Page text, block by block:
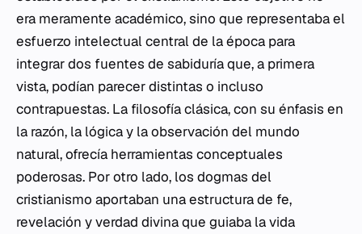
era meramente académico, sino que representaba el
esfuerzo intelectual central de la época para
integrar dos fuentes de sabiduría que, a primera
vista, podían parecer distintas o incluso
contrapuestas. La filosofía clásica, con su énfasis en
la razón, la lógica y la observación del mundo
natural, ofrecía herramientas conceptuales
poderosas. Por otro lado, los dogmas del
cristianismo aportaban una estructura de fe,
revelación y verdad divina que guiaba la vida